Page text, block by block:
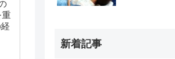
新着記事